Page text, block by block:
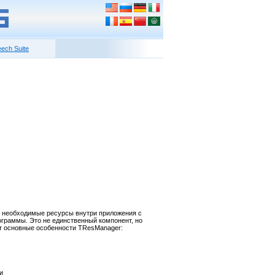
Suite
ресурсы внутри приложения с
Это не единственный компонент, но
основные особенности TResManager: